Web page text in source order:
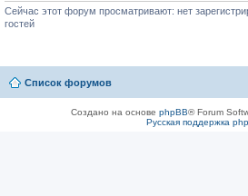
Сейчас этот форум просматривают: нет
гостей
Список форумов
Создано на основе phpBB® Forum
Русская поддержка